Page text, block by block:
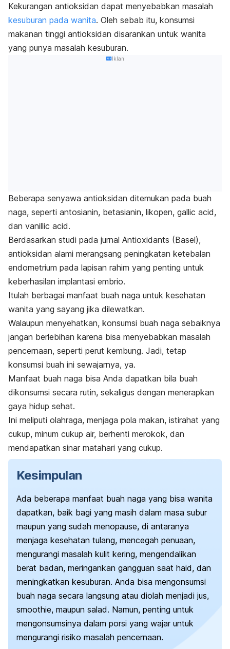
Kekurangan antioksidan dapat menyebabkan masalah
kesuburan pada wanita. Oleh sebab itu, konsumsi
makanan tinggi antioksidan disarankan untuk wanita
yang punya masalah kesuburan.
Iklan
Beberapa senyawa antioksidan ditemukan pada buah
naga, seperti antosianin, betasianin, likopen, gallic acid,
dan vanillic acid.
Berdasarkan studi pada jurnal Antioxidants (Basel),
antioksidan alami merangsang peningkatan ketebalan
endometrium pada lapisan rahim yang penting untuk
keberhasilan implantasi embrio.
Itulah berbagai manfaat buah naga untuk kesehatan
wanita yang sayang jika dilewatkan.
Walaupun menyehatkan, konsumsi buah naga sebaiknya
jangan berlebihan karena bisa menyebabkan masalah
pencernaan, seperti perut kembung. Jadi, tetap
konsumsi buah ini sewajarnya, ya.
Manfaat buah naga bisa Anda dapatkan bila buah
dikonsumsi secara rutin, sekaligus dengan menerapkan
gaya hidup sehat.
Ini meliputi olahraga, menjaga pola makan, istirahat yang
cukup, minum cukup air, berhenti merokok, dan
mendapatkan sinar matahari yang cukup.
Kesimpulan
Ada beberapa manfaat buah naga yang bisa wanita
dapatkan, baik bagi yang masih dalam masa subur
maupun yang sudah menopause, di antaranya
menjaga kesehatan tulang, mencegah penuaan,
mengurangi masalah kulit kering, mengendalikan
berat badan, meringankan gangguan saat haid, dan
meningkatkan kesuburan. Anda bisa mengonsumsi
buah naga secara langsung atau diolah menjadi jus,
smoothie, maupun salad. Namun, penting untuk
mengonsumsinya dalam porsi yang wajar untuk
mengurangi risiko masalah pencernaan.